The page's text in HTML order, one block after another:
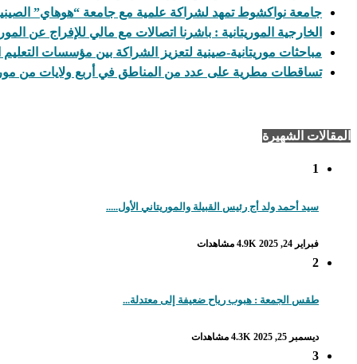
جامعة نواكشوط تمهد لشراكة علمية مع جامعة “هوهاي”
الخارجية الموريتانية : باشرنا اتصالات مع مالي للإفراج عن
مباحثات موريتانية-صينية لتعزيز الشراكة بين مؤسسات التعليم
تساقطات مطرية على عدد من المناطق في أربع ولايات من
المقالات الشهيرة
1
سيد أحمد ولد أج رئيس القبيلة والموريتاني الأول.....
فبراير 24, 2025 4.9K مشاهدات
2
طقس الجمعة : هبوب رياح ضعيفة إلى معتدلة...
ديسمبر 25, 2025 4.3K مشاهدات
3